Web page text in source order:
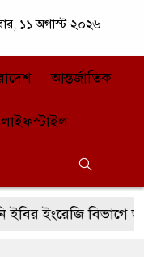
১১ অগাস্ট ২০২৬
আন্তর্জাতিক
লাইফস্টাইল
বিভাগে ভর্তি